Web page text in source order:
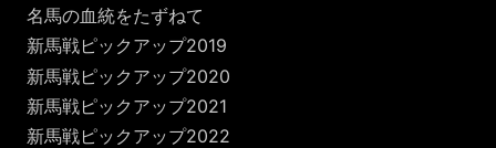
名馬の血統をたずねて
新馬戦ピックアップ2019
新馬戦ピックアップ2020
新馬戦ピックアップ2021
新馬戦ピックアップ2022